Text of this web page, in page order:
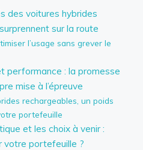
des voitures hybrides
sur la route
l’usage sans grever le
performance : la promesse
mise à l’épreuve
rechargeables, un poids
portefeuille
et les choix à venir :
votre portefeuille ?